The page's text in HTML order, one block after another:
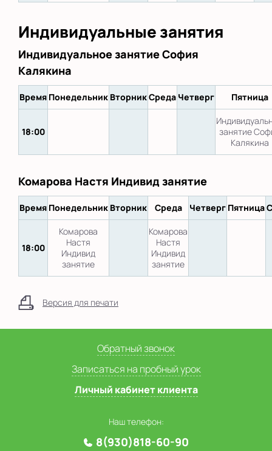
Индивидуальные занятия
Индивидуальное занятие София
Калякина
Время Понедельник ВторникСреда Четверг Пятница
18:00
занятие
Калякина
Комарова Настя Индивид занятие
Время Понедельник Вторник Среда Четверг Пятница
18:00
Комарова
Настя
Индивид
занятие
Комарова
Настя
Индивид
занятие
Версия для печати
Обратный звонок
Записаться на пробный урок
Личный кабинет клиента
Наш телефон:
8(930)818-60-90